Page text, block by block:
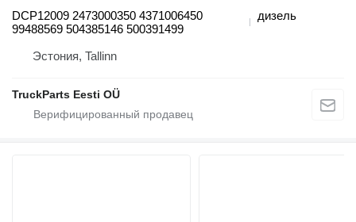
DCP12009 2473000350 4371006450
99488569 504385146 500391499
дизель
Эстония, Tallinn
TruckParts Eesti OÜ